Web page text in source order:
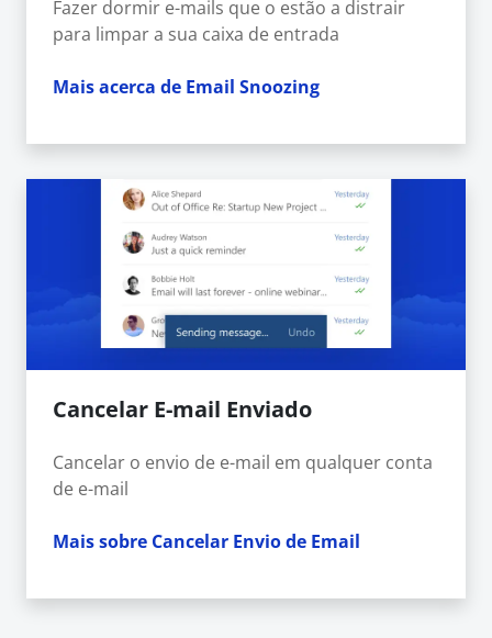
Fazer dormir e-mails que o estão a distrair
para limpar a sua caixa de entrada
Mais acerca de Email Snoozing
Cancelar E-mail Enviado
Cancelar o envio de e-mail em qualquer conta
de e-mail
Mais sobre Cancelar Envio de Email